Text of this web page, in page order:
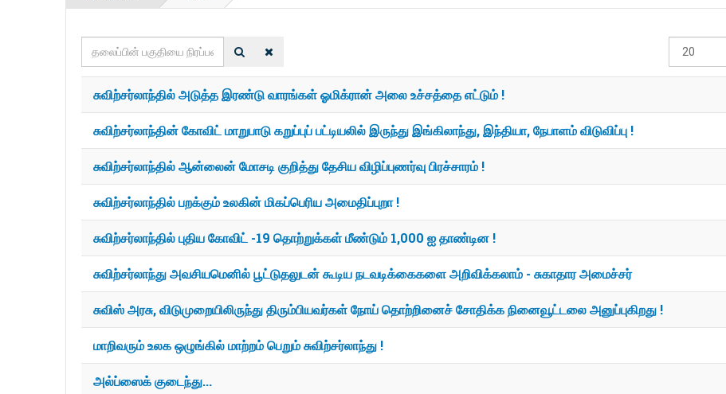
தலைப்பின்
பகுதியை
காட்டுக
சுவிற்சர்லாந்தில் அடுத்த இரண்டு வாரங்கள் ஓமிக்ரான் அலை உச்சத்தை எட்டும் !
சுவிற்சர்லாந்தின் கோவிட் மாறுபாடு கறுப்புப் பட்டியலில் இருந்து இங்கிலாந்து, இந்தியா, நேபாளம் விடுவிப்பு !
சுவிற்சர்லாந்தில் ஆன்லைன் மோசடி குறித்து தேசிய விழிப்புணர்வு பிரச்சாரம் !
சுவிற்சர்லாந்தில் பறக்கும் உலகின் மிகப்பெரிய அமைதிப்புறா !
சுவிற்சர்லாந்தில் புதிய கோவிட் -19 தொற்றுக்கள் மீண்டும் 1,000 ஐ தாண்டின !
சுவிற்சர்லாந்து அவசியமெனில் பூட்டுதலுடன் கூடிய நடவடிக்கைகளை அறிவிக்கலாம் - சுகாதார அமைச்சர்
சுவிஸ் அரசு, விடுமுறையிலிருந்து திரும்பியவர்கள் நோய் தொற்றினைச் சோதிக்க நினைவூட்டலை அனுப்புகிறது !
மாறிவரும் உலக ஒழுங்கில் மாற்றம் பெறும் சுவிற்சர்லாந்து !
அல்ப்ஸைக் குடைந்து...